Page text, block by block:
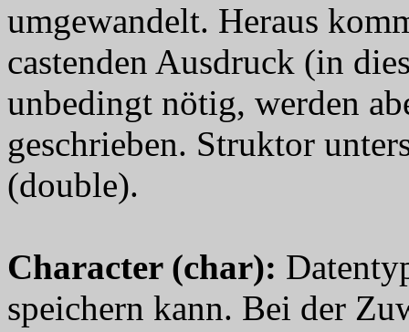
umgewandelt. Heraus
castenden Ausdruck (in
unbedingt nötig, werden
geschrieben. Struktor
(double).
Character (char):
speichern kann. Bei der